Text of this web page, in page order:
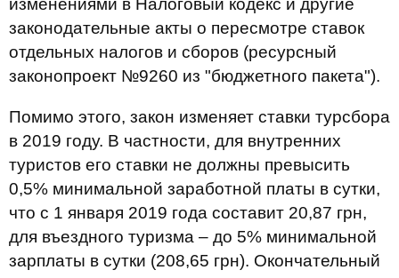
изменениями в Налоговый кодекс и другие
законодательные акты о пересмотре ставок
отдельных налогов и сборов (ресурсный
законопроект №9260 из "бюджетного пакета").
Помимо этого, закон изменяет ставки турсбора
в 2019 году. В частности, для внутренних
туристов его ставки не должны превысить
0,5% минимальной заработной платы в сутки,
что с 1 января 2019 года составит 20,87 грн,
для въездного туризма – до 5% минимальной
зарплаты в сутки (208,65 грн). Окончательный